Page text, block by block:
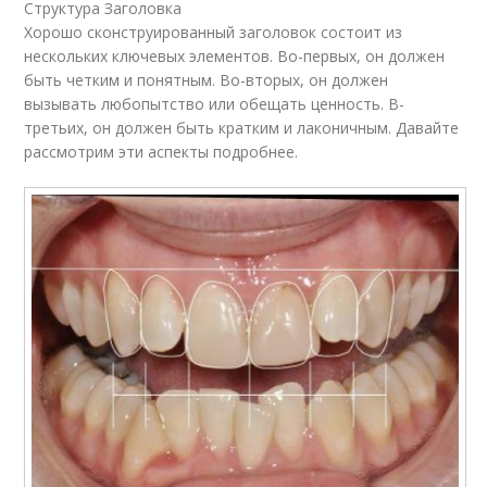
Структура Заголовка
Хорошо сконструированный заголовок состоит из
нескольких ключевых элементов. Во-первых, он должен
быть четким и понятным. Во-вторых, он должен
вызывать любопытство или обещать ценность. В-
третьих, он должен быть кратким и лаконичным. Давайте
рассмотрим эти аспекты подробнее.